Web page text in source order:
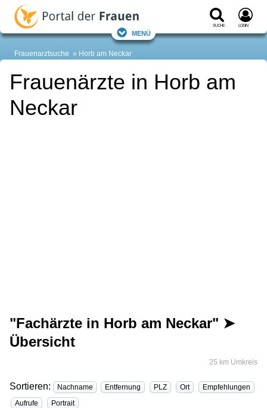
Suche Login
Menü
Frauenarztsuche Horb am Neckar
Frauenärzte in Horb am
Neckar
"Fachärzte in Horb am Neckar" ➤
Übersicht
25 km Umkreis
Sortieren: Nachname Entfernung PLZ Ort
Empfehlungen
Aufrufe
Portrait